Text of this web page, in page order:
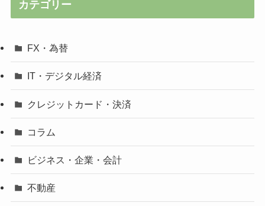
カテゴリー
FX・為替
IT・デジタル経済
クレジットカード・決済
コラム
ビジネス・企業・会計
不動産